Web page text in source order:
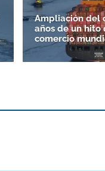
Ampliación del
años de un
comercio